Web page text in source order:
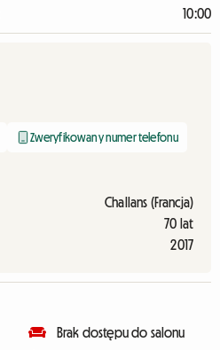
10:00
Zweryfikowany numer telefonu
Challans (Francja)
70 lat
2017
Brak dostępu do salonu